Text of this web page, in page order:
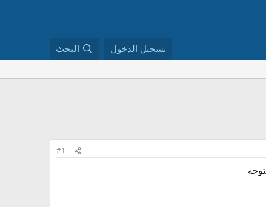
تسجيل الدخول البحث
#1